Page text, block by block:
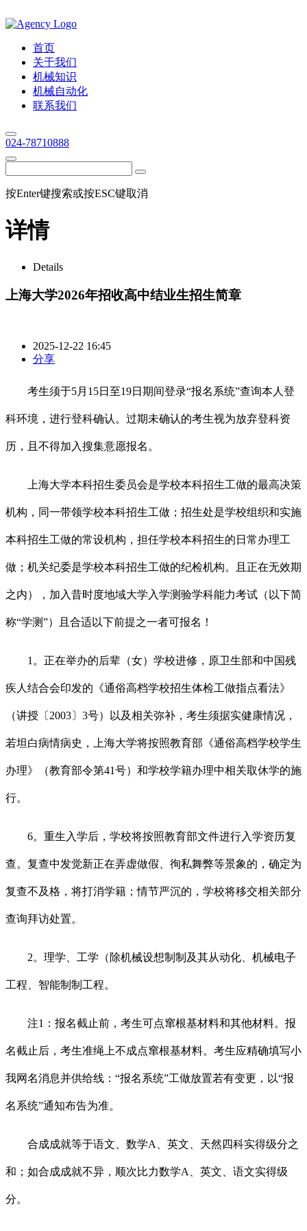
首页
关于我们
机械知识
机械自动化
联系我们
024-78710888
按Enter键搜索或按ESC键取消
详情
Details
上海大学2026年招收高中结业生招生简章
2025-12-22 16:45
分享
考生须于5月15日至19日期间登录“报名系统”查询本人登
科环境，进行登科确认。过期未确认的考生视为放弃登科资
历，且不得加入搜集意愿报名。
上海大学本科招生委员会是学校本科招生工做的最高决策
机构，同一带领学校本科招生工做；招生处是学校组织和实施
本科招生工做的常设机构，担任学校本科招生的日常办理工
做；机关纪委是学校本科招生工做的纪检机构。且正在无效期
之内），加入昔时度地域大学入学测验学科能力考试（以下简
称“学测”）且合适以下前提之一者可报名！
1。正在举办的后辈（女）学校进修，原卫生部和中国残
疾人结合会印发的《通俗高档学校招生体检工做指点看法》
（讲授〔2003〕3号）以及相关弥补，考生须据实健康情况，
若坦白病情病史，上海大学将按照教育部《通俗高档学校学生
办理》（教育部令第41号）和学校学籍办理中相关取休学的施
行。
6。重生入学后，学校将按照教育部文件进行入学资历复
查。复查中发觉新正在弄虚做假、徇私舞弊等景象的，确定为
复查不及格，将打消学籍；情节严沉的，学校将移交相关部分
查询拜访处置。
2。理学、工学（除机械设想制制及其从动化、机械电子
工程、智能制制工程。
注1：报名截止前，考生可点窜根基材料和其他材料。报
名截止后，考生准绳上不成点窜根基材料。考生应精确填写小
我网名消息并供给线：“报名系统”工做放置若有变更，以“报
名系统”通知布告为准。
合成成就等于语文、数学A、英文、天然四科实得级分之
和；如合成成就不异，顺次比力数学A、英文、语文实得级
分。